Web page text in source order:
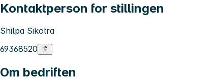
Kontaktperson for stillingen
Shilpa Sikotra
69368520
Om bedriften